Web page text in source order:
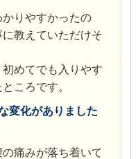
りやすかったの
教えていただけそ
めてでも入りやす
ころです。
変化がありました
痛みが落ち着いて